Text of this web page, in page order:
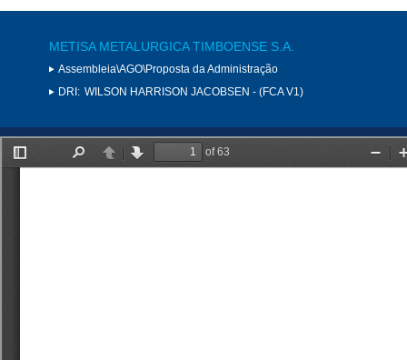
METISA METALURGICA TIMBOENSE S.A.
Assembleia\AGO\Proposta da Administração
DRI: WILSON HARRISON JACOBSEN - (FCA V1)